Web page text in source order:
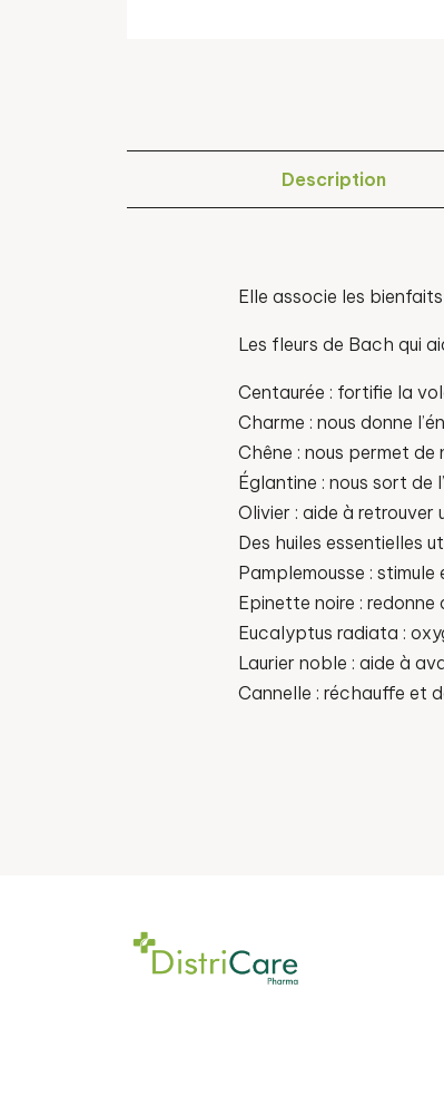
Description
Elle associe les
Les fleurs de Bach qui
Centaurée : fortifie la
Charme : nous donne
Chêne : nous permet
Églantine : nous sort de
Olivier : aide à
Des huiles essentielles
Pamplemousse : stimule
Epinette noire : redonne
Eucalyptus radiata :
Laurier noble : aide à
Cannelle : réchauffe et